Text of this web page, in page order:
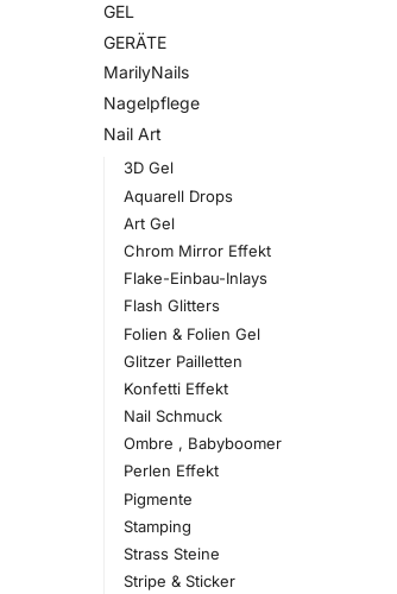
GEL
GERÄTE
MarilyNails
Nagelpflege
Nail Art
3D Gel
Aquarell Drops
Art Gel
Chrom Mirror Effekt
Flake-Einbau-Inlays
Flash Glitters
Folien & Folien Gel
Glitzer Pailletten
Konfetti Effekt
Nail Schmuck
Ombre , Babyboomer
Perlen Effekt
Pigmente
Stamping
Strass Steine
Stripe & Sticker